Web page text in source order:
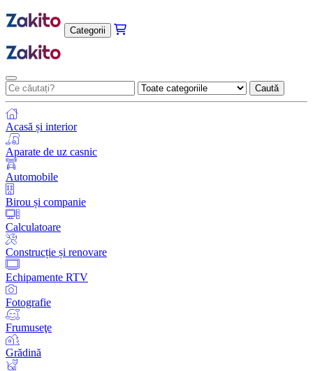
Categorii
Caută
Acasă și interior
Aparate de uz casnic
Automobile
Birou și companie
Calculatoare
Construcție și renovare
Echipamente RTV
Fotografie
Frumuseţe
Grădină